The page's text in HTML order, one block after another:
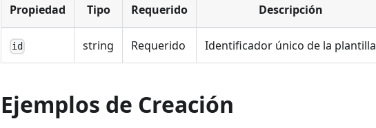
Propiedad Tipo Requerido Descripción
id string Requerido Identificador único de la plantilla
Ejemplos de Creación